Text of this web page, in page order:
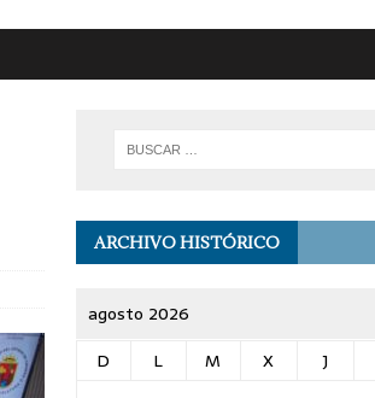
ARCHIVO HISTÓRICO
agosto 2026
D
L M X J